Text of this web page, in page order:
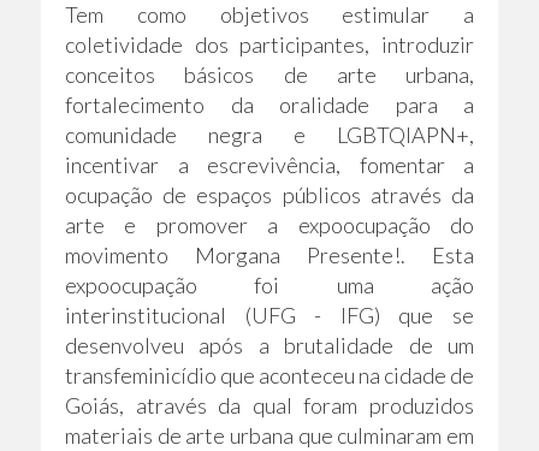
Tem como objetivos estimular a
coletividade dos participantes, introduzir
conceitos básicos de arte urbana,
fortalecimento da oralidade para a
comunidade negra e LGBTQIAPN+,
incentivar a escrevivência, fomentar a
ocupação de espaços públicos através da
arte e promover a expoocupação do
movimento Morgana Presente!. Esta
expoocupação foi uma ação
interinstitucional (UFG - IFG) que se
desenvolveu após a brutalidade de um
transfeminicídio que aconteceu na cidade de
Goiás, através da qual foram produzidos
materiais de arte urbana que culminaram em